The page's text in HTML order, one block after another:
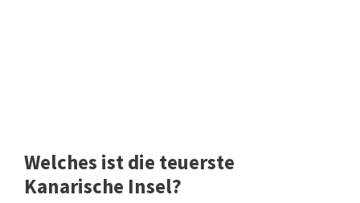
Welches ist die teuerste
Kanarische Insel?